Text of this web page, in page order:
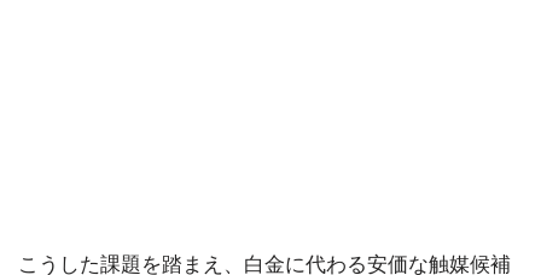
こうした課題を踏まえ、白金に代わる安価な触媒候補